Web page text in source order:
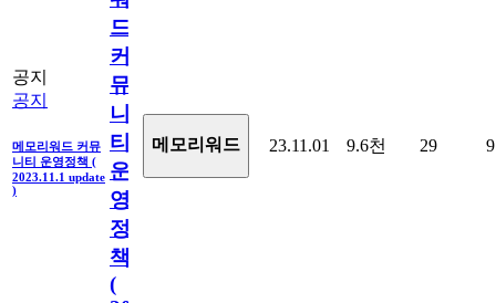
공지
공지
메모리워드 커뮤
니티 운영정책 (
2023.11.1 update
)
드
커
뮤
니
티
운
영
정
책
(
메모리워드 23.11.01 9.6천 29 9